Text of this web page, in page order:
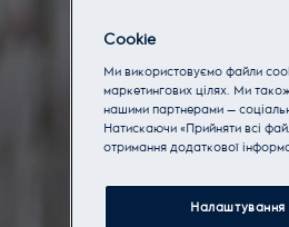
Cookie
Ми використовуємо файли
маркетингових цілях. Ми
нашими партнерами —
Натискаючи «Прийняти всі
отримання додаткової